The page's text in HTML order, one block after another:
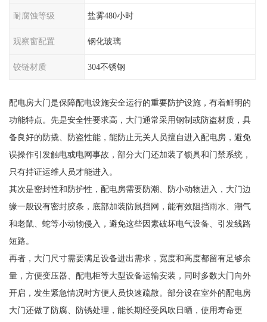
耐腐蚀等级 盐雾480小时
观察窗配置 钢化玻璃
铰链材质 304不锈钢
配电房大门是保障配电设施安全运行的重要防护设施，有着鲜明的
功能特点。先是安全性要求高，大门通常采用钢制或防盗材质，具
备良好的防撬、防盗性能，能防止无关人员擅自进入配电房，避免
误操作引发触电或电网事故，部分大门还加装了锁具和门禁系统，
只有持证运维人员才能进入。
其次是密封性和防护性，配电房需要防潮、防小动物进入，大门边
缘一般设有密封胶条，底部加装防鼠挡网，能有效阻挡雨水、潮气
和老鼠、蛇等小动物侵入，避免这些因素破坏电气设备、引发线路
短路。
再者，大门尺寸需要满足设备进出需求，宽度和高度都留有足够余
量，方便变压器、配电柜等大型设备运输安装，同时多数大门向外
开启，发生紧急情况时方便人员快速疏散。部分设在室外的配电房
大门还做了防腐、防锈处理，能长期经受风吹日晒，使用寿命更